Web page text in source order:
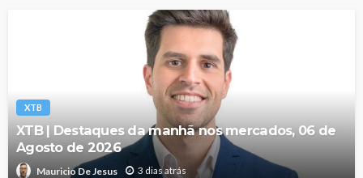
XTB
XTB | Destaques da manhã nos mercados, 06 de
Agosto de 2026
Mauricio De Jesus 3 dias atrás